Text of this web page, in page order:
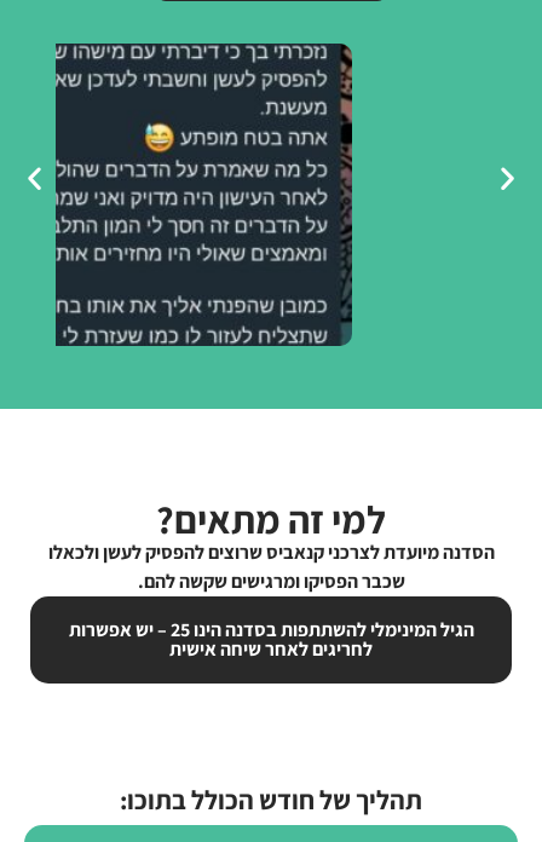
למי זה מתאים?
הסדנה מיועדת לצרכני קנאביס שרוצים להפסיק לעשן ולכאלו
שכבר הפסיקו ומרגישים שקשה להם.
הגיל המינימלי להשתתפות בסדנה הינו 25 – יש אפשרות
לחריגים לאחר שיחה אישית
תהליך של חודש הכולל בתוכו: